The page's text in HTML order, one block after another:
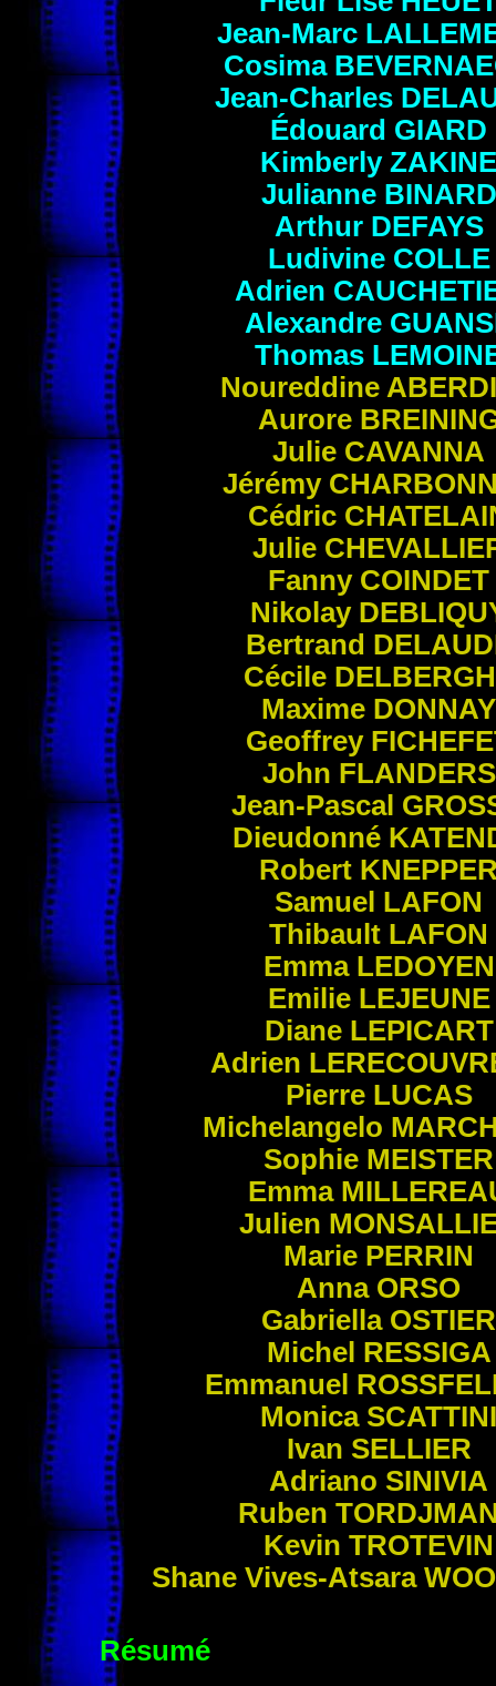
Jean-Marc
Cosima
Jean-Charles
Édouard GIARD
Kimberly ZAKINE
Julianne BINARD
Arthur DEFAYS
Ludivine COLLE
Adrien
Alexandre
Thomas
Noureddine
Aurore
Julie CAVANNA
Jérémy
Cédric
Julie
Fanny COINDET
Nikolay
Bertrand
Cécile
Maxime DONNAY
Geoffrey
John FLANDERS
Jean-Pascal
Dieudonné
Robert
Samuel LAFON
Thibault LAFON
Emma LEDOYEN
Emilie LEJEUNE
Diane LEPICART
Adrien
Pierre LUCAS
Michelangelo
Sophie MEISTER
Emma
Julien
Marie PERRIN
Anna ORSO
Gabriella OSTIER
Michel RESSIGA
Emmanuel
Monica SCATTINI
Ivan SELLIER
Adriano SINIVIA
Ruben
Kevin TROTEVIN
Shane Vives-Atsara
Résumé